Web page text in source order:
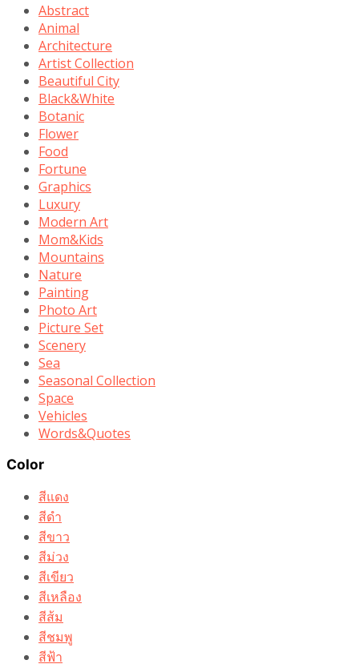
Abstract
Animal
Architecture
Artist Collection
Beautiful City
Black&White
Botanic
Flower
Food
Fortune
Graphics
Luxury
Modern Art
Mom&Kids
Mountains
Nature
Painting
Photo Art
Picture Set
Scenery
Sea
Seasonal Collection
Space
Vehicles
Words&Quotes
Color
สีแดง
สีดำ
สีขาว
สีม่วง
สีเขียว
สีเหลือง
สีส้ม
สีชมพู
สีฟ้า